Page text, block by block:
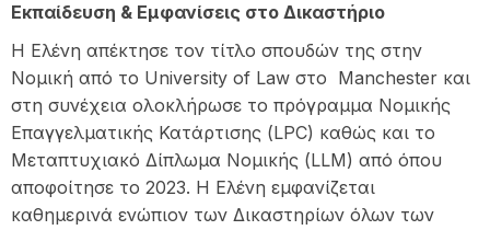
Εκπαίδευση & Εμφανίσεις στο Δικαστήριο
Η Ελένη απέκτησε τον τίτλο σπουδών της στην
Νομική από το University of Law στο Manchester και
στη συνέχεια ολοκλήρωσε το πρόγραμμα Νομικής
Επαγγελματικής Κατάρτισης (LPC) καθώς και το
Μεταπτυχιακό Δίπλωμα Νομικής (LLM) από όπου
αποφοίτησε το 2023. Η Ελένη εμφανίζεται
καθημερινά ενώπιον των Δικαστηρίων όλων των